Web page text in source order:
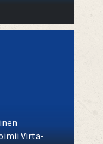
Virta-